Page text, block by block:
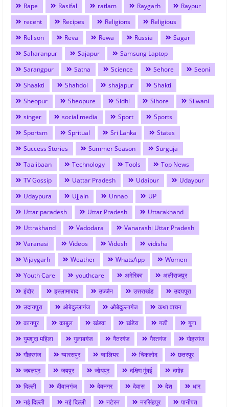
Rape
Rasifal ratlam Raygarh
Raypur
recent
Recipes Religions
Religious
Relison
Reva Rewa Russia
Sagar
Saharanpur
Sajapur
Samsung Laptop
Sarangpur
Satna Science Sehore
Seoni
Shaakti
Shahdol shajapur
Shakti
Sheopur
Sheopure Sidhi Sihore
Silwani
singer
social media Sport
Sports
Sportsm
Spritual Sri Lanka
States
Success Stories
Summer Season
Surguja
Taalibaan
Technology Tools
Top News
TV Gossip
Uattar Pradesh Udaipur
Udaypur
Udaypura
Ujjain Unnao
UP
Uttar paradesh
Uttar Pradesh
Uttarakhand
Uttrakhand
Vadodara
Vanarashi Uttar Pradesh
Varanasi
Videos Videsh
vidisha
Vijaygarh
Weather WhatsApp
Women
Youth Care
youthcare अमेरिका
अलीराजपुर
इंदौर
इस्लामाबाद उज्जैन उत्तराखंड
उदयपुरा
उदायपुरा
ओबेदुल्लागंज औबेदुल्लागंज
कथा वाचन
कानपुर
काबुल खंडवा खंडेरा गङी
गुना
गुमशुदा महिला
गुलाबगंज गैतरगंज गैरतगंज
गोहरगंज
गौहरगंज
ग्यारसपुर ग्वालियर चिकलोद
छतरपुर
जबलपुर
जयपुर जोधपुर दक्षिण मुंबई
दमोह
दिल्ली
दीवानगंज देवनगर देवास देश
धार
नई दिल्ली
नई दिल्ली नटेरन नरसिंहपुर
पानीपत